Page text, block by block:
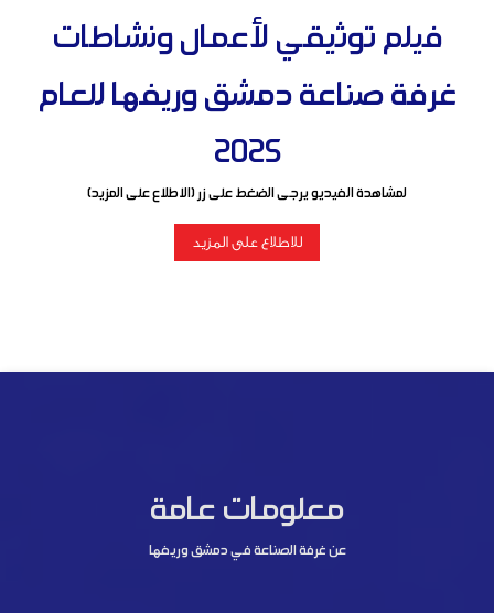
فيلم توثيقي لأعمال ونشاطات
غرفة صناعة دمشق وريفها للعام
2025
لمشاهدة الفيديو يرجى الضغط على زر (الاطلاع على المزيد)
للاطلاع على المزيد
معلومات عامة
عن غرفة الصناعة في دمشق وريفها